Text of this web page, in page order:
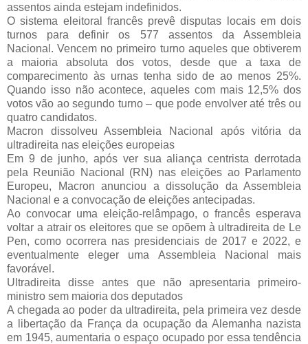
assentos ainda estejam indefinidos.
O sistema eleitoral francês prevê disputas locais em dois
turnos para definir os 577 assentos da Assembleia
Nacional. Vencem no primeiro turno aqueles que obtiverem
a maioria absoluta dos votos, desde que a taxa de
comparecimento às urnas tenha sido de ao menos 25%.
Quando isso não acontece, aqueles com mais 12,5% dos
votos vão ao segundo turno – que pode envolver até três ou
quatro candidatos.
Macron dissolveu Assembleia Nacional após vitória da
ultradireita nas eleições europeias
Em 9 de junho, após ver sua aliança centrista derrotada
pela Reunião Nacional (RN) nas eleições ao Parlamento
Europeu, Macron anunciou a dissolução da Assembleia
Nacional e a convocação de eleições antecipadas.
Ao convocar uma eleição-relâmpago, o francês esperava
voltar a atrair os eleitores que se opõem à ultradireita de Le
Pen, como ocorrera nas presidenciais de 2017 e 2022, e
eventualmente eleger uma Assembleia Nacional mais
favorável.
Ultradireita disse antes que não apresentaria primeiro-
ministro sem maioria dos deputados
A chegada ao poder da ultradireita, pela primeira vez desde
a libertação da França da ocupação da Alemanha nazista
em 1945, aumentaria o espaço ocupado por essa tendência